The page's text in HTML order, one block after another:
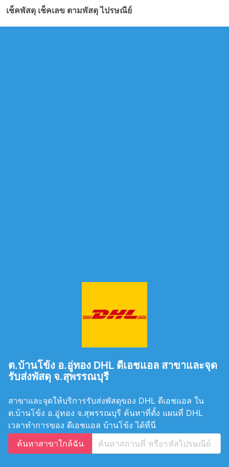
เช็คพัสดุ เช็คเลข ตามพัสดุ ไปรษณีย์
ต.บ้านโข้ง อ.อู่ทอง DHL ดีเอชแอล สาขาและจุด
รับส่งพัสดุ จ.สุพรรณบุรี
สาขาและจุดให้บริการรับส่งพัสดุของ DHL ดีเอชแอล ใน
ต.บ้านโข้ง อ.อู่ทอง จ.สุพรรณบุรี ค้นหาที่ตั้ง แผนที่ DHL
เวลาทำการของ ดีเอชแอล บ้านโข้ง ได้ที่นี่
ค้นหาสาขาใกล้ฉัน